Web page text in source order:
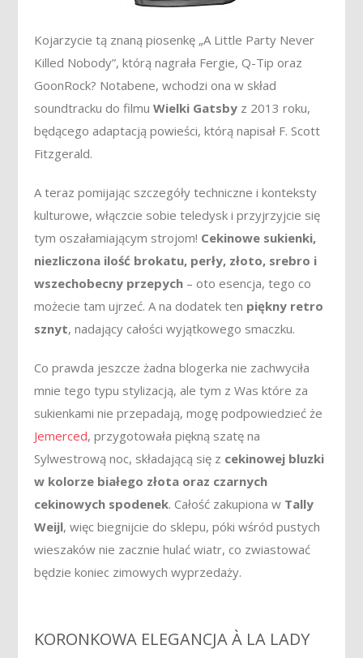
Kojarzycie tą znaną piosenkę „A Little Party Never
Killed Nobody”, którą nagrała Fergie, Q-Tip oraz
GoonRock? Notabene, wchodzi ona w skład
soundtracku do filmuWielki Gatsby z 2013 roku,
będącego adaptacją powieści, którą napisał F. Scott
Fitzgerald.
A teraz pomijając szczegóły techniczne i konteksty
kulturowe, włączcie sobie teledysk i przyjrzyjcie się
tym oszałamiającym strojom! Cekinowe sukienki,
niezliczona ilość brokatu, perły, złoto, srebro i
wszechobecny przepych – oto esencja, tego co
możecie tam ujrzeć. A na dodatek ten piękny retro
sznyt, nadający całości wyjątkowego smaczku.
Co prawda jeszcze żadna blogerka nie zachwyciła
mnie tego typu stylizacją, ale tym z Was które za
sukienkami nie przepadają, mogę podpowiedzieć że
Jemerced, przygotowała piękną szatę na
Sylwestrową noc, składającą się z cekinowej bluzki
w kolorze białego złota oraz czarnych
cekinowych spodenek. Całość zakupiona w Tally
Weijl, więc biegnijcie do sklepu, póki wśród pustych
wieszaków nie zacznie hulać wiatr, co zwiastować
będzie koniec zimowych wyprzedaży.
KORONKOWA ELEGANCJA À LA LADY